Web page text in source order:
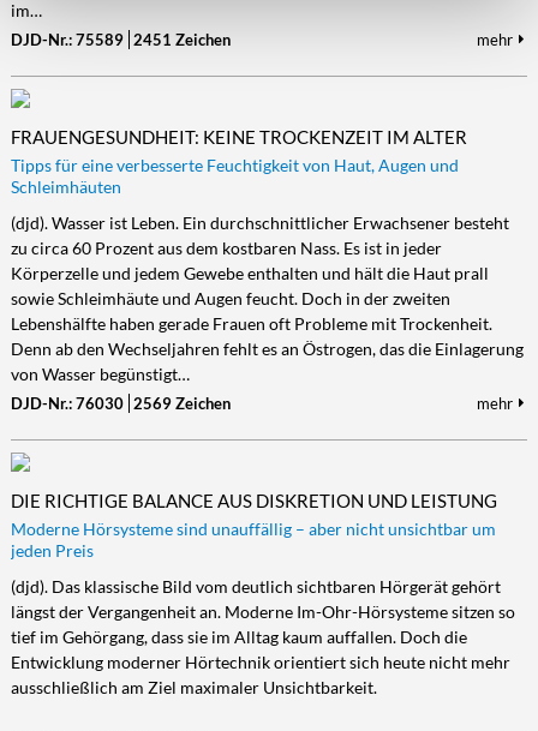
im…
DJD-Nr.: 75589 2451 Zeichen mehr
FRAUENGESUNDHEIT: KEINE TROCKENZEIT IM ALTER
Tipps für eine verbesserte Feuchtigkeit von Haut, Augen und
Schleimhäuten
(djd). Wasser ist Leben. Ein durchschnittlicher Erwachsener besteht
zu circa 60 Prozent aus dem kostbaren Nass. Es ist in jeder
Körperzelle und jedem Gewebe enthalten und hält die Haut prall
sowie Schleimhäute und Augen feucht. Doch in der zweiten
Lebenshälfte haben gerade Frauen oft Probleme mit Trockenheit.
Denn ab den Wechseljahren fehlt es an Östrogen, das die Einlagerung
von Wasser begünstigt…
DJD-Nr.: 76030 2569 Zeichen mehr
DIE RICHTIGE BALANCE AUS DISKRETION UND LEISTUNG
Moderne Hörsysteme sind unauffällig – aber nicht unsichtbar um
jeden Preis
(djd). Das klassische Bild vom deutlich sichtbaren Hörgerät gehört
längst der Vergangenheit an. Moderne Im-Ohr-Hörsysteme sitzen so
tief im Gehörgang, dass sie im Alltag kaum auffallen. Doch die
Entwicklung moderner Hörtechnik orientiert sich heute nicht mehr
ausschließlich am Ziel maximaler Unsichtbarkeit.